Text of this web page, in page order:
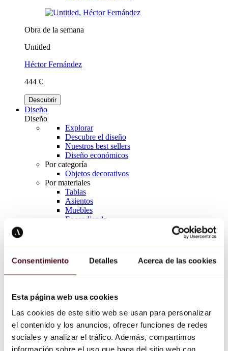
Consentimiento Detalles Acerca de las cookies
Esta página web usa cookies
Las cookies de este sitio web se usan para personalizar
el contenido y los anuncios, ofrecer funciones de redes
sociales y analizar el tráfico. Además, compartimos
información sobre el uso que haga del sitio web con
Obra de la semana
Untitled
Héctor Fernández
444 €
Descubrir
Diseño
Diseño
Explorar
Descubre el diseño
Nuestros best sellers
Diseño económicos
Por categoría
Objetos decorativos
Por materiales
Tablas
Asientos
Muebles
Encendiendo
Richard Orlinski
Keith Haring
Jeff Koons
Jean-Michel Basquiat
Todos los diseñadores
Obra de la semana